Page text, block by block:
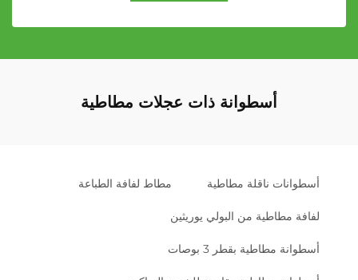
أسطوانة ذات عجلات مطاطية
أسطوانات ناقلة مطاطية مطاط لفافة الطباعة
لفافة مطاطية من البولي يوريثين
أسطوانة مطاطية بقطر 3 بوصات